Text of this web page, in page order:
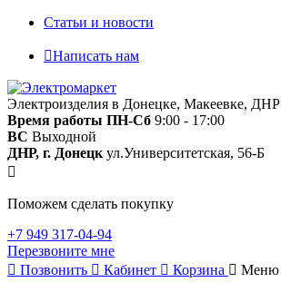
Статьи и новости
Написать нам
Электроизделия в Донецке, Макеевке, ДНР
Время работы ПН-Сб 9:00 - 17:00
ВС Выходной
ДНР, г. Донецк ул.Университетская, 56-Б
Поможем сделать покупку
+7 949 317-04-94
Перезвоните мне
Позвонить
Кабинет Корзина Меню